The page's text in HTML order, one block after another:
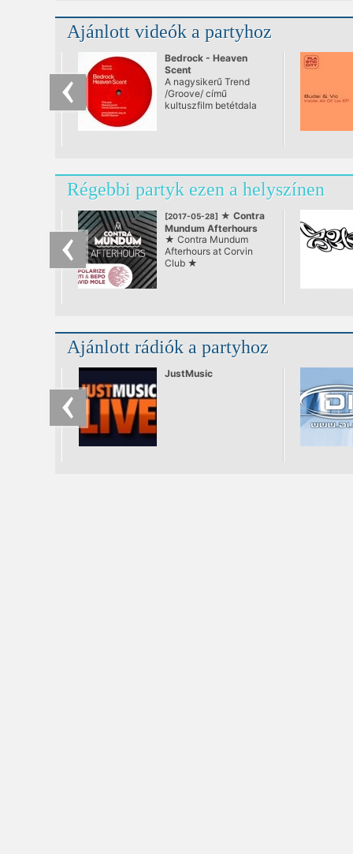
Ajánlott videók a partyhoz
Bedrock - Heaven
Scent
A nagysikerű Trend
/Groove/ című
kultuszfilm betétdala
Régebbi partyk ezen a helyszínen
[2017-05-28] ★ Contra
Mundum Afterhours
at Corvin Club ★
★ Contra Mundum
Afterhours at Corvin
Club ★
Ajánlott rádiók a partyhoz
JustMusic